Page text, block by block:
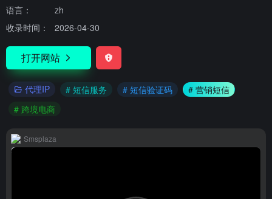
语言：
zh
收录时间：
2026-04-30
打开网站
代理IP # 短信服务 # 短信验证码
# 营销短信
# 跨境电商
Smsplaza